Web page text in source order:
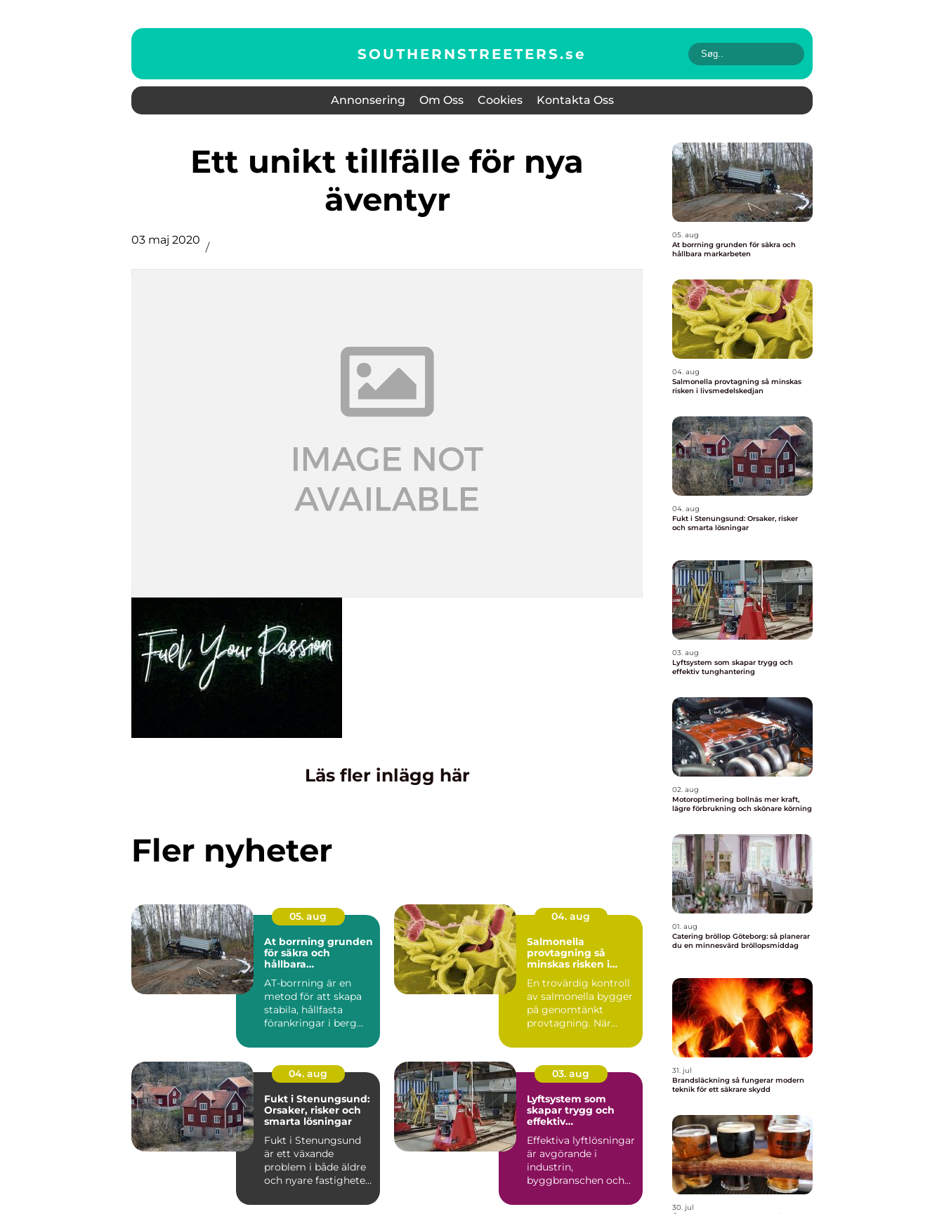
SOUTHERNSTREETERS.se
Annonsering Om Oss Cookies Kontakta Oss
Ett unikt tillfälle för nya
äventyr
03 maj 2020
Läs fler inlägg här
Fler nyheter
05. aug
At borrning grunden
för säkra och
hållbara
AT-borrning är en
metod för att skapa
stabila, hållfasta
förankringar i berg
anvä...
04. aug
Salmonella
provtagning så
minskas risken i
En trovärdig kontroll
av salmonella bygger
på genomtänkt
provtagning. När
i...
04. aug
Fukt i Stenungsund:
Orsaker, risker och
smarta lösningar
Fukt i Stenungsund
är ett växande
problem i både äldre
och nyare fastigheter,
03. aug
Lyftsystem som
skapar trygg och
effektiv
Effektiva lyftlösningar
är avgörande i
industrin,
byggbranschen och
infrastrukturprojekt....
05. aug
At borrning grunden för säkra och
hållbara markarbeten
04. aug
Salmonella provtagning så minskas
risken i livsmedelskedjan
04. aug
Fukt i Stenungsund: Orsaker, risker
och smarta lösningar
03. aug
Lyftsystem som skapar trygg och
effektiv tunghantering
02. aug
Motoroptimering bollnäs mer kraft,
lägre förbrukning och skönare körning
01. aug
Catering bröllop Göteborg: så planerar
du en minnesvärd bröllopsmiddag
31. jul
Brandsläckning så fungerar modern
teknik för ett säkrare skydd
30. jul